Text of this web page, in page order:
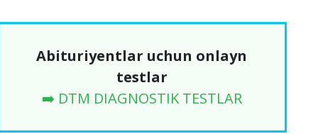
Abituriyentlar uchun onlayn
testlar
➡️ DTM DIAGNOSTIK TESTLAR